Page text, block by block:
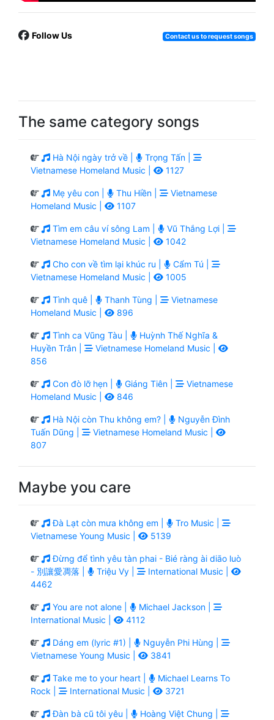
Follow Us Contact us to request songs
The same category songs
Hà Nội ngày trở về |
Trọng Tấn |
Vietnamese Homeland Music |
1127
Mẹ yêu con | Thu Hiền |
Vietnamese
Homeland Music |
1107
Tìm em câu ví sông Lam |
Vũ Thắng Lợi |
Vietnamese Homeland Music |
1042
Cho con về tìm lại khúc ru |
Cẩm Tú |
Vietnamese Homeland Music |
1005
Tình quê | Thanh Tùng |
Vietnamese
Homeland Music |
896
Tình ca Vũng Tàu |
Huỳnh Thế Nghĩa &
Huyền Trân |
Vietnamese Homeland Music |
856
Con đò lỡ hẹn | Giáng Tiên |
Vietnamese
Homeland Music |
846
Hà Nội còn Thu không em? |
Nguyễn Đình
Tuấn Dũng |
Vietnamese Homeland Music |
807
Maybe you care
Đà Lạt còn mưa không em |
Tro Music |
Vietnamese Young Music |
5139
Đừng để tình yêu tàn phai - Bié ràng ài diāo luò
- 別讓愛凋落 |
Triệu Vy |
International Music |
4462
You are not alone |
Michael Jackson |
International Music |
4112
Dáng em (lyric #1) |
Nguyễn Phi Hùng |
Vietnamese Young Music |
3841
Take me to your heart |
Michael Learns To
Rock |
International Music | 3721
Đàn bà cũ tôi yêu |
Hoàng Việt Chung |